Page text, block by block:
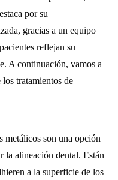
por su
gracias a un equipo
reflejan su
A continuación, vamos a
tratamientos de
metálicos son una opción
la alineación dental. Están
a la superficie de los